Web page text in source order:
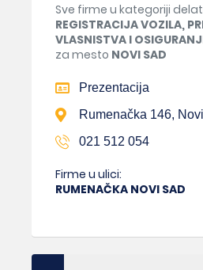
Sve firme u kategoriji
REGISTRACIJA VOZILA,
VLASNISTVA I
za mesto NOVI SAD
Prezentacija
Rumenačka 146,
021 512 054
Firme u ulici:
RUMENAČKA NOVI SAD